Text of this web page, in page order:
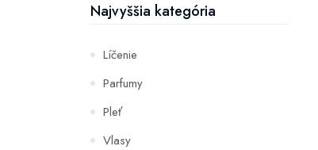
Najvyššia kategória
Líčenie
Parfumy
Pleť
Vlasy